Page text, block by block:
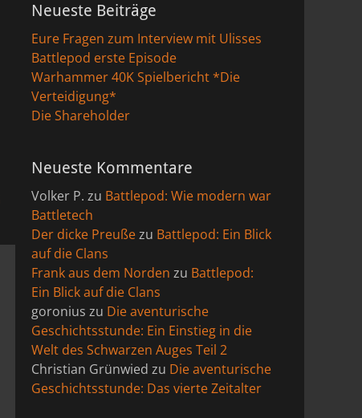
Neueste Beiträge
Eure Fragen zum Interview mit Ulisses
Battlepod erste Episode
Warhammer 40K Spielbericht *Die
Verteidigung*
Die Shareholder
Neueste Kommentare
Volker P. zu Battlepod: Wie modern war
Battletech
Der dicke Preußezu Battlepod: Ein Blick
auf die Clans
Frank aus dem Norden zu Battlepod:
Ein Blick auf die Clans
goronius zu Die aventurische
Geschichtsstunde: Ein Einstieg in die
Welt des Schwarzen Auges Teil 2
Christian Grünwied zu Die aventurische
Geschichtsstunde: Das vierte Zeitalter